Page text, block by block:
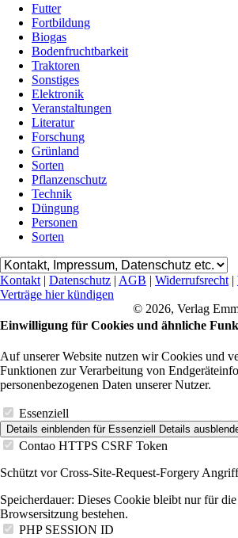
Futter
Fortbildung
Biogas
Bodenfruchtbarkeit
Traktoren
Sonstiges
Elektronik
Veranstaltungen
Literatur
Forschung
Grünland
Sorten
Pflanzenschutz
Technik
Düngung
Personen
Sorten
Kontakt | Datenschutz | AGB | Widerrufsrecht |
Verträge hier kündigen
© 2026, Verlag
Einwilligung für Cookies und ähnliche
Auf unserer Website nutzen wir Cookies und
Funktionen zur Verarbeitung von
personenbezogenen Daten unserer Nutzer.
Essenziell
Details einblenden für Essenziell Details
Contao HTTPS CSRF Token
Schützt vor Cross-Site-Request-Forgery
Speicherdauer: Dieses Cookie bleibt nur für
Browsersitzung bestehen.
PHP SESSION ID